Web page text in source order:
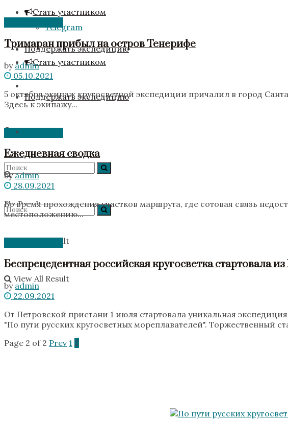
Стать участником
Поддержать экспедицию
No Result
View All Result
Telegram
Стать участником
Поддержать экспедицию
View All Result
Тримаран прибыл на остров Тенерифе
by admin
05.10.2021
5 октября экипаж кругосветной экспедиции причалил в город
Здесь к экипажу...
Без категории
Ежедневная сводка
by admin
28.09.2021
Во время прохождения участков маршрута, где сотовая связь
местоположению...
Беспрецедентная российская кругосветка стартовала
by admin
22.09.2021
От Петровской пристани 1 июля стартовала уникальная
"По пути русских кругосветных мореплавателей". Торжественный
Page 2 of 2 Prev 1 2